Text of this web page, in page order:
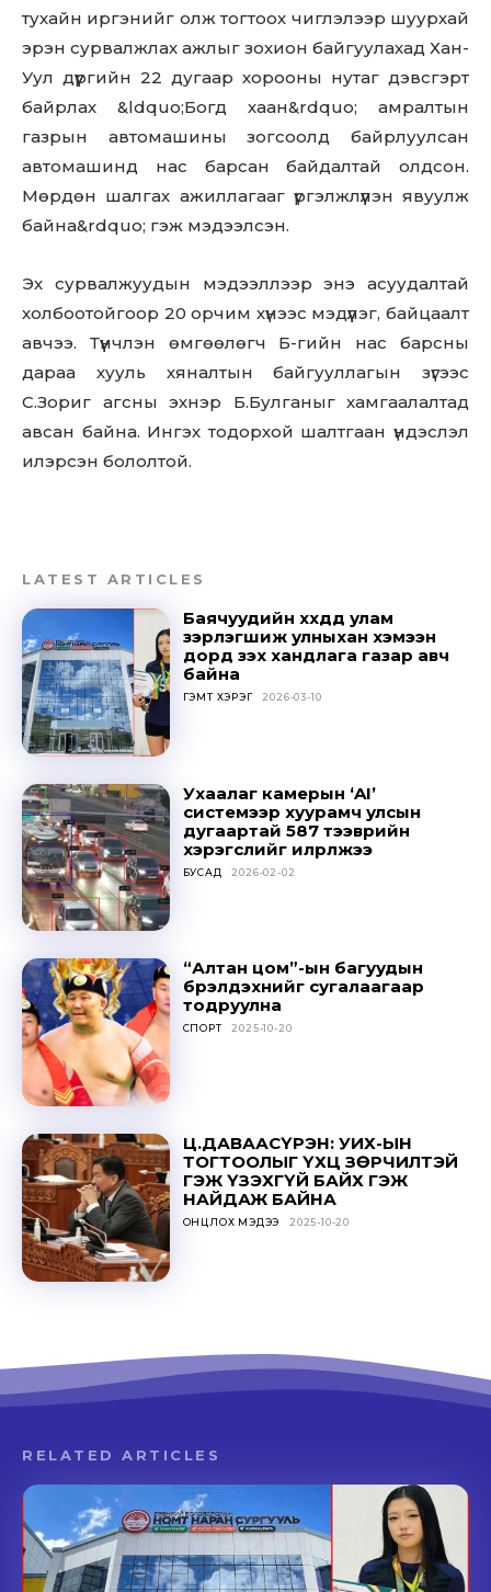
out!
Sing up for our newsletter
to stay in the loop.
тухайн иргэнийг олж тогтоох чиглэлээр шуурхай
эрэн сурвалжлах ажлыг зохион байгуулахад Хан-
Уул дүүргийн 22 дугаар хорооны нутаг дэвсгэрт
байрлах &ldquo;Богд хаан&rdquo; амралтын
газрын автомашины зогсоолд байрлуулсан
автомашинд нас барсан байдалтай олдсон.
Мөрдөн шалгах ажиллагааг үргэлжлүүлэн явуулж
байна&rdquo; гэж мэдээлсэн.
Эх сурвалжуудын мэдээллээр энэ асуудалтай
холбоотойгоор 20 орчим хүнээс мэдүүлэг, байцаалт
авчээ. Түүнчлэн өмгөөлөгч Б-гийн нас барсны
дараа хууль хяналтын байгууллагын зүгээс
С.Зориг агсны эхнэр Б.Булганыг хамгаалалтад
авсан байна. Ингэх тодорхой шалтгаан үндэслэл
илэрсэн бололтой.
LATEST ARTICLES
Баячуудийн хүүхдүүд улам
зэрлэгшиж улныхан хэмээн
дорд үзэх хандлага газар авч
байна
ГЭМТ ХЭРЭГ 2026-03-10
Ухаалаг камерын ‘AI’
системээр хуурамч улсын
дугаартай 587 тээврийн
хэрэгслийг илрүүлжээ
БУСАД 2026-02-02
“Алтан цом”-ын багуудын
бүрэлдэхүүнийг сугалаагаар
тодруулна
СПОРТ 2025-10-20
Ц.ДАВААСҮРЭН: УИХ-ЫН
ТОГТООЛЫГ ҮХЦ ЗӨРЧИЛТЭЙ
ГЭЖ ҮЗЭХГҮЙ БАЙХ ГЭЖ
НАЙДАЖ БАЙНА
ОНЦЛОХ МЭДЭЭ 2025-10-20
RELATED ARTICLES